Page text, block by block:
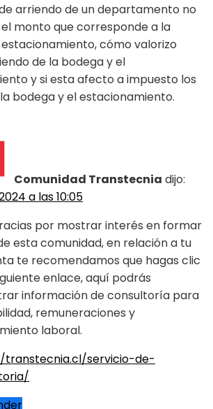
arriendo de un departamento no
el monto que corresponde a la
cómo valorizo
de la bodega y el
y si esta afecto a impuesto los
bodega y el estacionamiento.
Comunidad Transtecnia dijo:
a las 10:05
por mostrar interés en formar
esta comunidad, en relación a tu
te recomendamos que hagas clic
enlace, aquí podrás
información de consultoría para
remuneraciones y
laboral.
servicio-de-